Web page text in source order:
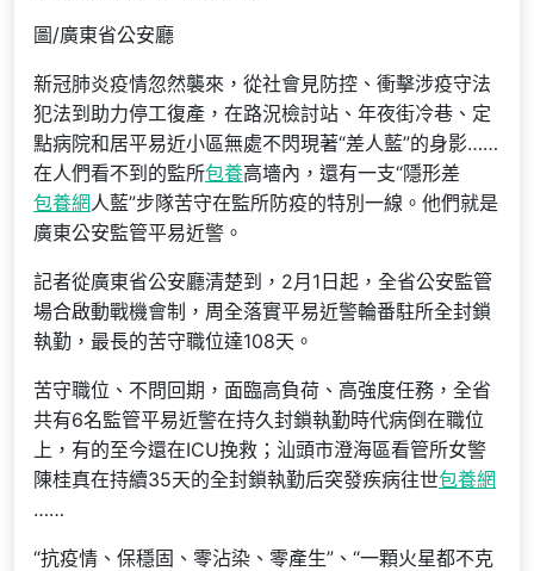
圖/廣東省公安廳
新冠肺炎疫情忽然襲來，從社會見防控、衝擊涉疫守法
犯法到助力停工復產，在路況檢討站、年夜街冷巷、定
點病院和居平易近小區無處不閃現著“差人藍”的身影……
在人們看不到的監所包養高墻內，還有一支“隱形差
包養網人藍”步隊苦守在監所防疫的特別一線。他們就是
廣東公安監管平易近警。
記者從廣東省公安廳清楚到，2月1日起，全省公安監管
場合啟動戰機會制，周全落實平易近警輪番駐所全封鎖
執勤，最長的苦守職位達108天。
苦守職位、不問回期，面臨高負荷、高強度任務，全省
共有6名監管平易近警在持久封鎖執勤時代病倒在職位
上，有的至今還在ICU挽救；汕頭市澄海區看管所女警
陳桂真在持續35天的全封鎖執勤后突發疾病往世包養網
……
“抗疫情、保穩固、零沾染、零產生”、“一顆火星都不克